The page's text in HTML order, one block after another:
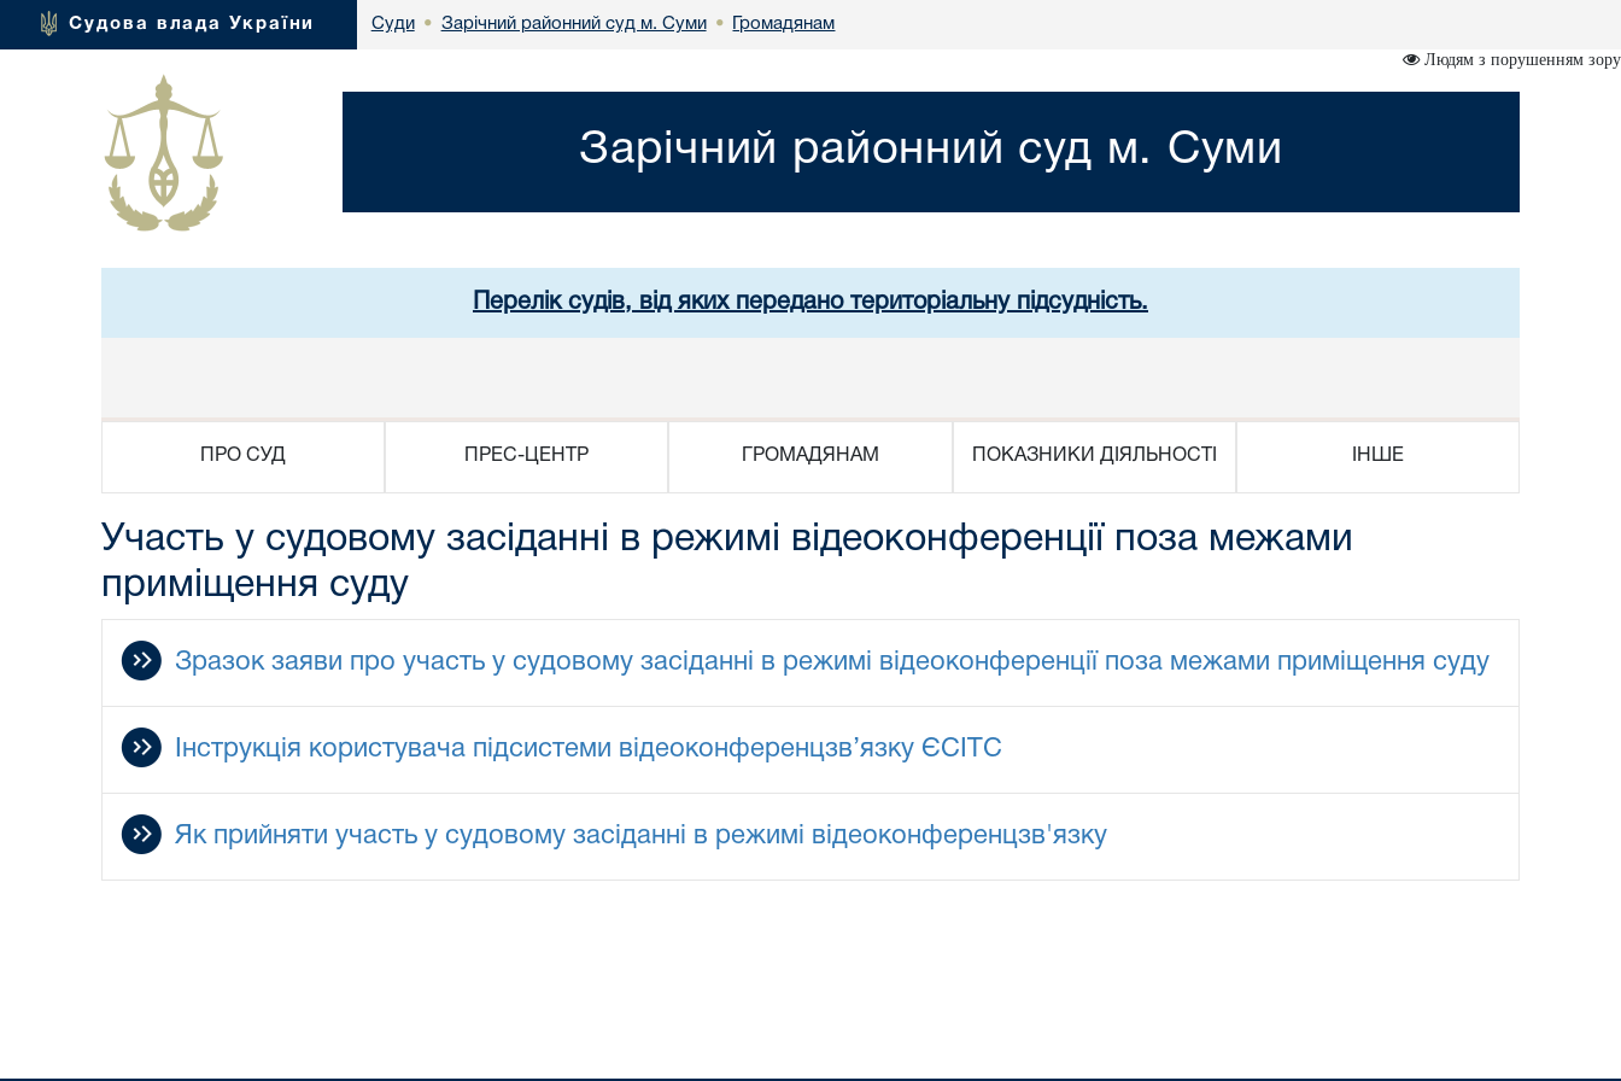
Судова влада України Суди • Зарічний районний суд м. Суми • Громадянам
Людям з порушенням зору
Зарічний районний суд м. Суми
Перелік судів, від яких передано територіальну підсудність.
ПРО СУД ПРЕС-ЦЕНТР ГРОМАДЯНАМ ПОКАЗНИКИ ДІЯЛЬНОСТІ ІНШЕ
Участь у судовому засіданні в режимі відеоконференції поза межами
приміщення суду
Зразок заяви про участь у судовому засіданні в режимі відеоконференції поза межами приміщення суду
Інструкція користувача підсистеми відеоконференцзв’язку ЄСІТС
Як прийняти участь у судовому засіданні в режимі відеоконференцзв'язку